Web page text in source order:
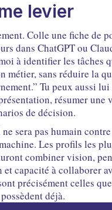
levier
Colle une fiche de
dans ChatGPT ou
à identifier les tâches
métier, sans réduire la
Tu peux aussi
résumer une
de décision.
sera pas humain
Les profils les
combiner vision,
capacité à collaborer
précisément celles
déjà.